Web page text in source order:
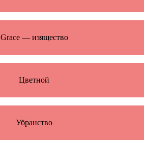
Grace — изящество
Цветной
Убранство